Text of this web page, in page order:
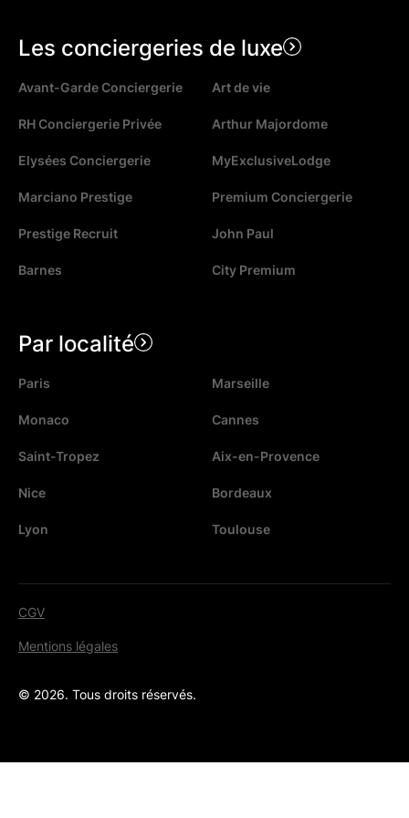
Les conciergeries de luxe
Avant-Garde Conciergerie Art de vie
RH Conciergerie Privée Arthur Majordome
Elysées Conciergerie MyExclusiveLodge
Marciano Prestige Premium Conciergerie
Prestige Recruit John Paul
Barnes City Premium
Par localité
Paris Marseille
Monaco Cannes
Saint-Tropez Aix-en-Provence
Nice Bordeaux
Lyon Toulouse
© 2026. Tous droits réservés.
CGV
Mentions légales